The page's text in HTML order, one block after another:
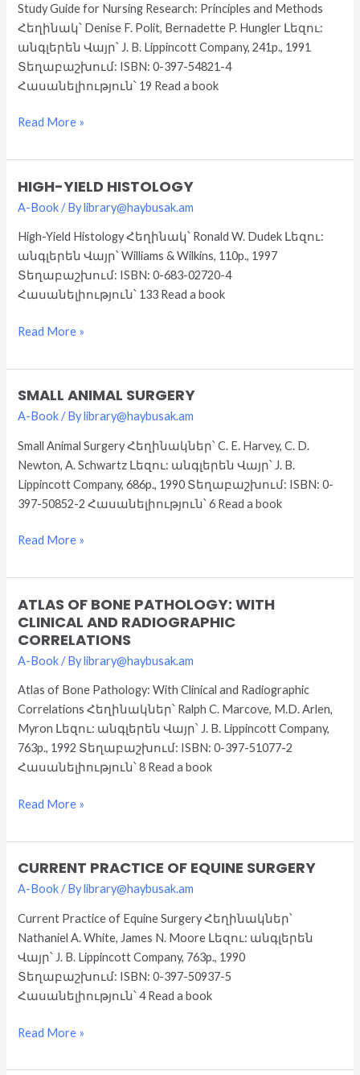
Study Guide for Nursing Research: Principles and Methods
Հեղինակ՝ Denise F. Polit, Bernadette P. Hungler Լեզու:
անգլերեն Վայր՝ J. B. Lippincott Company, 241p., 1991
Տեղաբաշխում: ISBN: 0-397-54821-4
Հասանելիություն՝ 19 Read a book
Research:
Principles
and
Methods
Read More »
HIGH-YIELD HISTOLOGY
A-Book/ Bylibrary@haybusak.am
High-Yield Histology Հեղինակ՝ Ronald W. Dudek Լեզու:
անգլերեն Վայր՝ Williams & Wilkins, 110p., 1997
Տեղաբաշխում: ISBN: 0-683-02720-4
Հասանելիություն՝ 133 Read a book
High-
Yield
Read More »
SMALL ANIMAL SURGERY
A-Book/ Bylibrary@haybusak.am
Small Animal Surgery Հեղինակներ՝ C. E. Harvey, C. D.
Newton, A. Schwartz Լեզու: անգլերեն Վայր՝ J. B.
Lippincott Company, 686p., 1990 Տեղաբաշխում: ISBN: 0-
397-50852-2 Հասանելիություն՝ 6 Read a book
Small
Animal
Read More »
ATLAS OF BONE PATHOLOGY: WITH
CLINICAL AND RADIOGRAPHIC
CORRELATIONS
A-Book/ Bylibrary@haybusak.am
Atlas of Bone Pathology: With Clinical and Radiographic
Correlations Հեղինակներ՝ Ralph C. Marcove, M.D. Arlen,
Myron Լեզու: անգլերեն Վայր՝ J. B. Lippincott Company,
763p., 1992 Տեղաբաշխում: ISBN: 0-397-51077-2
Հասանելիություն՝ 8 Read a book
Atlas
of
Bone
Pathology:
Radiographic
Correlations
Read More »
CURRENT PRACTICE OF EQUINE SURGERY
A-Book/ Bylibrary@haybusak.am
Current Practice of Equine Surgery Հեղինակներ՝
Nathaniel A. White, James N. Moore Լեզու: անգլերեն
Վայր՝ J. B. Lippincott Company, 763p., 1990
Տեղաբաշխում: ISBN: 0-397-50937-5
Հասանելիություն՝ 4 Read a book
Current
Practice
Equine
Surgery
Read More »